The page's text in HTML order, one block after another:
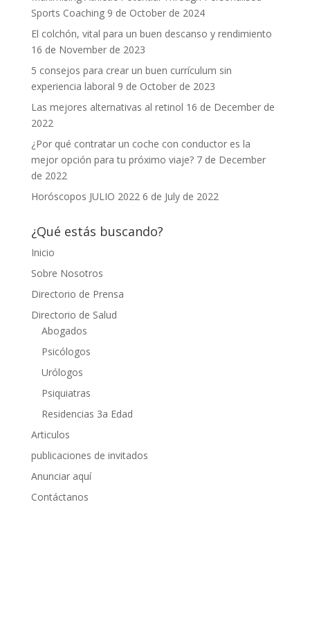
Sports Coaching 9 de October de 2024
El colchón, vital para un buen descanso y rendimiento
16 de November de 2023
5 consejos para crear un buen currículum sin
experiencia laboral 9 de October de 2023
Las mejores alternativas al retinol 16 de December de
2022
¿Por qué contratar un coche con conductor es la
mejor opción para tu próximo viaje? 7 de December
de 2022
Horóscopos JULIO 2022 6 de July de 2022
¿Qué estás buscando?
Inicio
Sobre Nosotros
Directorio de Prensa
Directorio de Salud
Abogados
Psicólogos
Urólogos
Psiquiatras
Residencias 3a Edad
Articulos
publicaciones de invitados
Anunciar aquí
Contáctanos